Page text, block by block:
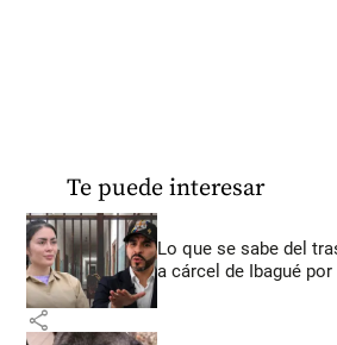
Te puede interesar
Lo que se sabe del
a cárcel de Ibagué
share